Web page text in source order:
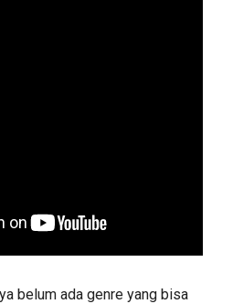
belum ada genre yang bisa